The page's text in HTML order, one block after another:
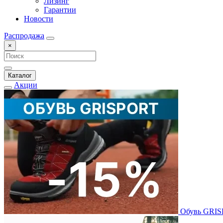
Гарантии
Новости
Распродажа
×
Каталог
Акции
Обувь